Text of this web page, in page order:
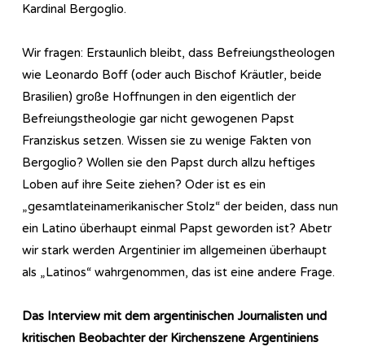
Kardinal Bergoglio.
Wir fragen: Erstaunlich bleibt, dass Befreiungstheologen
wie Leonardo Boff (oder auch Bischof Kräutler, beide
Brasilien) große Hoffnungen in den eigentlich der
Befreiungstheologie gar nicht gewogenen Papst
Franziskus setzen. Wissen sie zu wenige Fakten von
Bergoglio? Wollen sie den Papst durch allzu heftiges
Loben auf ihre Seite ziehen? Oder ist es ein
„gesamtlateinamerikanischer Stolz“ der beiden, dass nun
ein Latino überhaupt einmal Papst geworden ist? Abetr
wir stark werden Argentinier im allgemeinen überhaupt
als „Latinos“ wahrgenommen, das ist eine andere Frage.
Das Interview mit dem argentinischen Journalisten und
kritischen Beobachter der Kirchenszene Argentiniens